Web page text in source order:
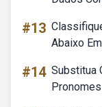
#13
Abaixo
#14 Substitua